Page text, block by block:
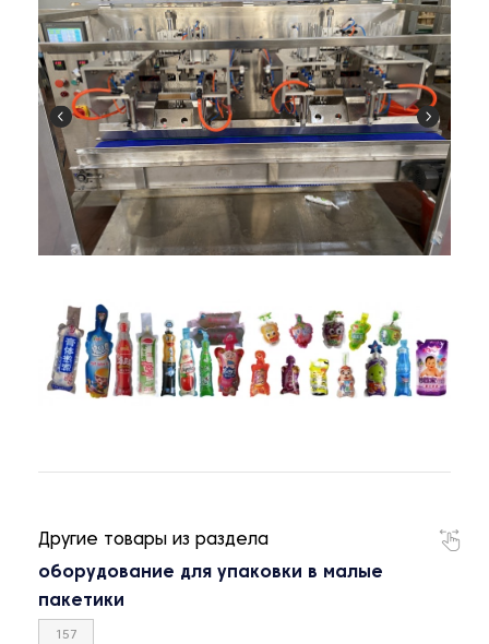
Другие товары из раздела
оборудование для упаковки в малые
пакетики
157